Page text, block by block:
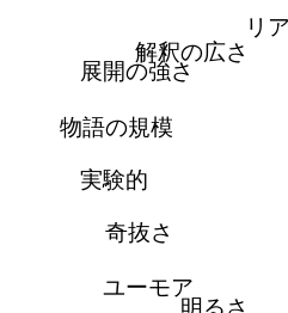
リ
明るさ
ユーモア
奇抜さ
実験的
物語の規模
展開の強さ
解釈の広さ